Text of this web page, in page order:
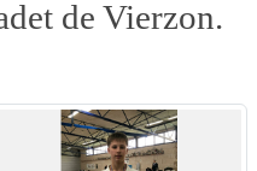
de Vierzon.